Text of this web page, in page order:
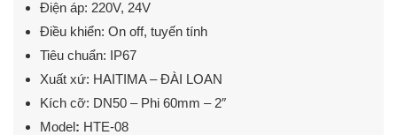
Điện áp: 220V, 24V
Điều khiển: On off, tuyến tính
Tiêu chuẩn: IP67
Xuất xứ: HAITIMA – ĐÀI LOAN
Kích cỡ: DN50 – Phi 60mm – 2″
Model: HTE-08